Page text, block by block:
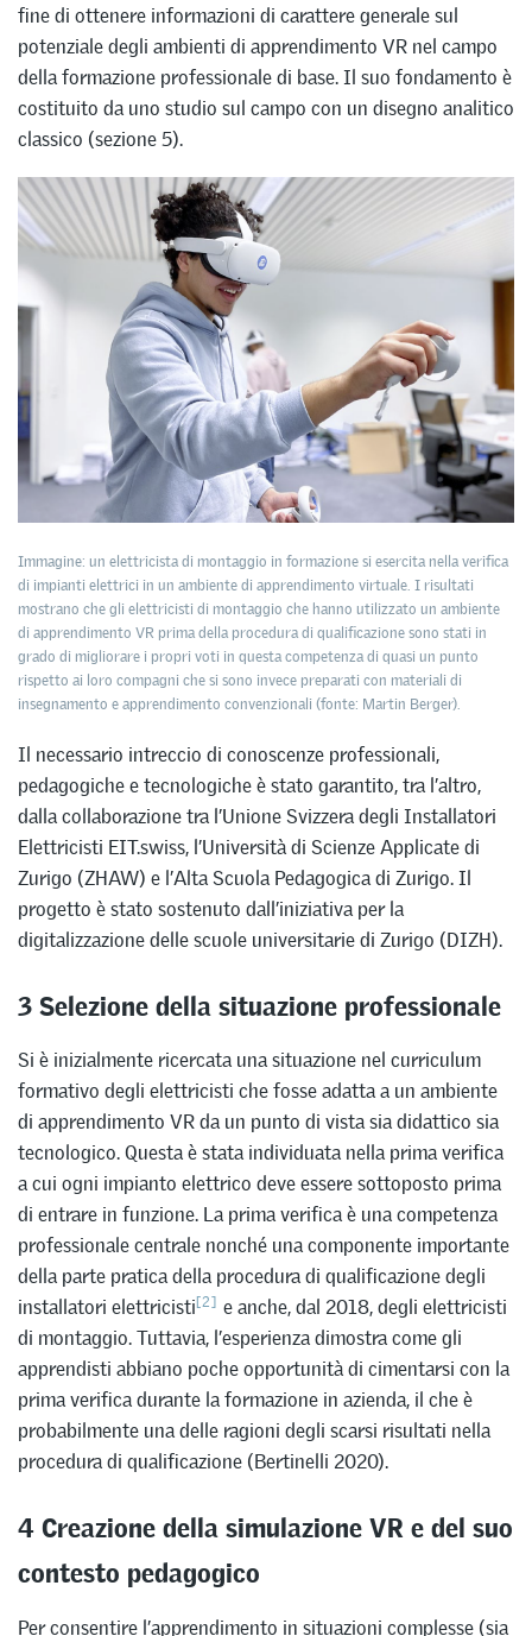
fine di ottenere informazioni di carattere generale sul
potenziale degli ambienti di apprendimento VR nel campo
della formazione professionale di base. Il suo fondamento è
costituito da uno studio sul campo con un disegno analitico
classico (sezione 5).
Immagine: un elettricista di montaggio in formazione si esercita nella verifica
di impianti elettrici in un ambiente di apprendimento virtuale. I risultati
mostrano che gli elettricisti di montaggio che hanno utilizzato un ambiente
di apprendimento VR prima della procedura di qualificazione sono stati in
grado di migliorare i propri voti in questa competenza di quasi un punto
rispetto ai loro compagni che si sono invece preparati con materiali di
insegnamento e apprendimento convenzionali (fonte: Martin Berger).
Il necessario intreccio di conoscenze professionali,
pedagogiche e tecnologiche è stato garantito, tra l’altro,
dalla collaborazione tra l’Unione Svizzera degli Installatori
Elettricisti EIT.swiss, l’Università di Scienze Applicate di
Zurigo (ZHAW) e l’Alta Scuola Pedagogica di Zurigo. Il
progetto è stato sostenuto dall’iniziativa per la
digitalizzazione delle scuole universitarie di Zurigo (DIZH).
3 Selezione della situazione professionale
Si è inizialmente ricercata una situazione nel curriculum
formativo degli elettricisti che fosse adatta a un ambiente
di apprendimento VR da un punto di vista sia didattico sia
tecnologico. Questa è stata individuata nella prima verifica
a cui ogni impianto elettrico deve essere sottoposto prima
di entrare in funzione. La prima verifica è una competenza
professionale centrale nonché una componente importante
della parte pratica della procedura di qualificazione degli
installatori elettricisti[2] e anche, dal 2018, degli elettricisti
di montaggio. Tuttavia, l’esperienza dimostra come gli
apprendisti abbiano poche opportunità di cimentarsi con la
prima verifica durante la formazione in azienda, il che è
probabilmente una delle ragioni degli scarsi risultati nella
procedura di qualificazione (Bertinelli 2020).
4 Creazione della simulazione VR e del suo
contesto pedagogico
Per consentire l’apprendimento in situazioni complesse (sia